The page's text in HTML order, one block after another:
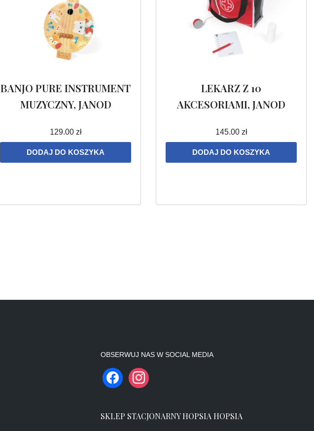
BANJO PURE INSTRUMENT
MUZYCZNY, JANOD
129.00 zł
DODAJ DO KOSZYKA
LEKARZ Z 10
AKCESORIAMI, JANOD
145.00 zł
DODAJ DO KOSZYKA
OBSERWUJ NAS W SOCIAL MEDIA
SKLEP STACJONARNY HOPSIA HOPSIA